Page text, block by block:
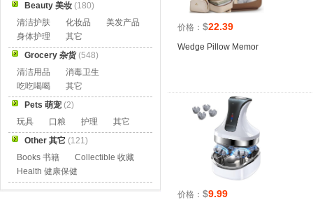
价格： $22.39
Wedge Pillow Memor
价格： $9.99
Beauty 美妆 (180)
清洁护肤
化妆品
美发产品
身体护理
其它
Grocery 杂货(548)
清洁用品
消毒卫生
吃吃喝喝
其它
Pets 萌宠 (2)
玩具
口粮 护理
其它
Other 其它 (121)
Books 书籍
Collectible 收藏
Health 健康保健